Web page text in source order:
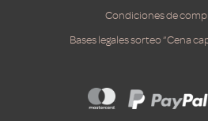
Condiciones de
Bases legales sorteo “Cena